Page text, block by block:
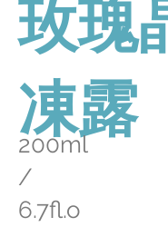
玫瑰
凍露
200ml
/
6.7fl.o